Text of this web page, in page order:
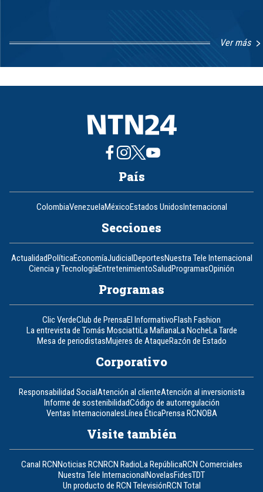
Ver más
1
8
País
ColombiaVenezuelaMéxicoEstados UnidosInternacional
Secciones
ActualidadPolíticaEconomíaJudicialDeportesNuestra Tele Internacional
Ciencia y TecnologíaEntretenimientoSaludProgramasOpinión
Programas
Clic VerdeClub de PrensaEl InformativoFlash Fashion
La entrevista de Tomás MosciattiLa MañanaLa NocheLa Tarde
Mesa de periodistasMujeres de AtaqueRazón de Estado
Corporativo
Responsabilidad SocialAtención al clienteAtención al inversionista
Informe de sostenibilidadCódigo de autorregulación
Ventas InternacionalesLínea ÉticaPrensa RCNOBA
Visite también
Canal RCNNoticias RCNRCN RadioLa RepúblicaRCN Comerciales
Nuestra Tele InternacionalNovelasFidesTDT
Un producto de RCN TelevisiónRCN Total